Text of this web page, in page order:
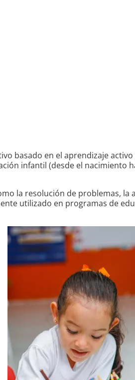
basado en el aprendizaje
infantil (desde el
la resolución de problemas,
utilizado en programas de